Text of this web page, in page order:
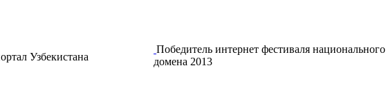
Победитель интернет фестиваля национального
домена 2013